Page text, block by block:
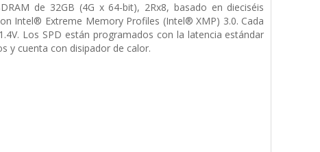
de 32GB (4G x 64-bit), 2Rx8, basado en dieciséis
Intel® Extreme Memory Profiles (Intel® XMP) 3.0. Cada
Los SPD están programados con la latencia estándar
y cuenta con disipador de calor.